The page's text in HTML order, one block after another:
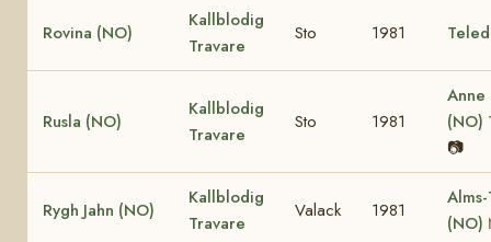
Rovina (NO)
Kallblodig
Travare
Sto 1981
Rusla (NO)
Kallblodig
Travare
Sto 1981
Anne
(NO)
📷
Rygh Jahn (NO)
Kallblodig
Travare
Valack 1981
(NO)